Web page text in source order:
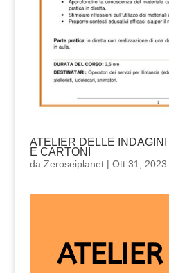
ATELIER DELLE
E CARTONI
da Zeroseiplanet| Ott 31, 2023